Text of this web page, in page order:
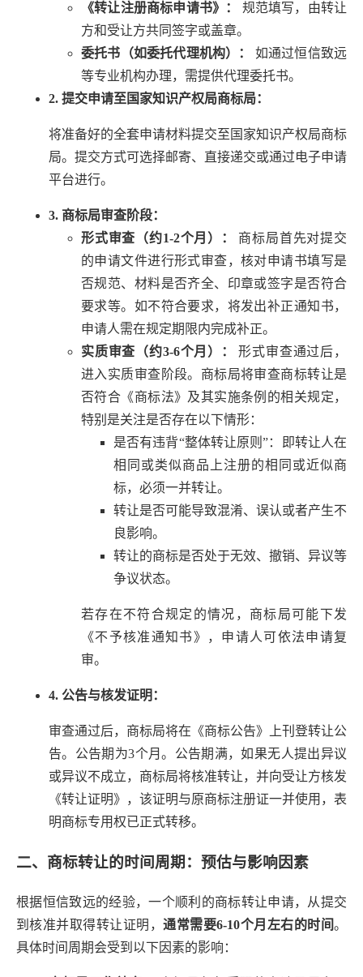
《转让注册商标申请书》：
规范填写，由转让
方和受让方共同签字或盖章。
委托书（如委托代理机构）：
如通过恒信致远
等专业机构办理，需提供代理委托书。
2. 提交申请至国家知识产权局商标局：
将准备好的全套申请材料提交至国家知识产权局商标
局。提交方式可选择邮寄、直接递交或通过电子申请
平台进行。
3. 商标局审查阶段：
形式审查（约1-2个月）：
商标局首先对提交
的申请文件进行形式审查，核对申请书填写是
否规范、材料是否齐全、印章或签字是否符合
要求等。如不符合要求，将发出补正通知书，
申请人需在规定期限内完成补正。
实质审查（约3-6个月）：
形式审查通过后，
进入实质审查阶段。商标局将审查商标转让是
否符合《商标法》及其实施条例的相关规定，
特别是关注是否存在以下情形：
是否有违背“整体转让原则”：即转让人在
相同或类似商品上注册的相同或近似商
标，必须一并转让。
转让是否可能导致混淆、误认或者产生不
良影响。
转让的商标是否处于无效、撤销、异议等
争议状态。
若存在不符合规定的情况，商标局可能下发
《不予核准通知书》，申请人可依法申请复
审。
4. 公告与核发证明：
审查通过后，商标局将在《商标公告》上刊登转让公
告。公告期为3个月。公告期满，如果无人提出异议
或异议不成立，商标局将核准转让，并向受让方核发
《转让证明》，该证明与原商标注册证一并使用，表
明商标专用权已正式转移。
二、商标转让的时间周期：预估与影响因素
根据恒信致远的经验，一个顺利的商标转让申请，从提交
到核准并取得转让证明，通常需要6-10个月左右的时间。
具体时间周期会受到以下因素的影响：